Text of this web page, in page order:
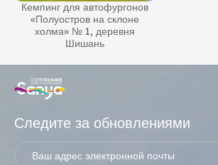
Кемпинг для автофургонов
«Полуостров на склоне
холма» № 1, деревня
Шишань
Следите за обновлениями